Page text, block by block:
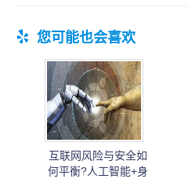
您可能也会喜欢
互联网风险与安全如
何平衡?人工智能+身